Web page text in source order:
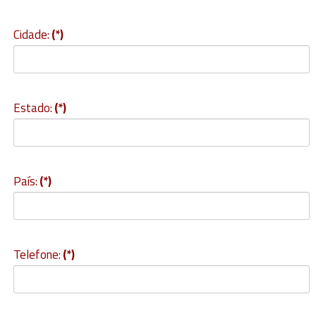
Cidade:(*)
Estado:(*)
País:(*)
Telefone:(*)